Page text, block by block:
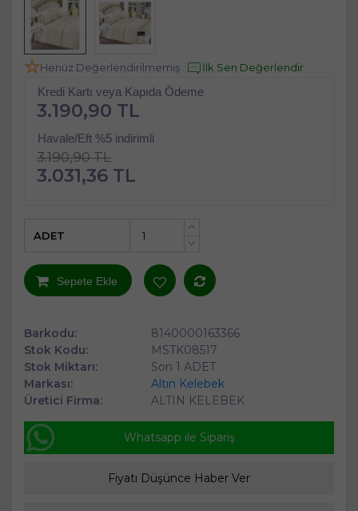
Henüz Değerlendirilmemiş İlk Sen Değerlendir
Kredi Kartı veya Kapıda Ödeme
3.190,90 TL
Havale/Eft %5 indirimli
3.190,90 TL
3.031,36 TL
+
ADET
Sepete Ekle
Barkodu:
8140000163366
Stok Kodu:
MSTK08517
Stok Miktarı:
Son 1 ADET
Markası:
Altın Kelebek
Üretici Firma:
ALTIN KELEBEK
Whatsapp ile Sipariş
Fiyatı Düşünce Haber Ver